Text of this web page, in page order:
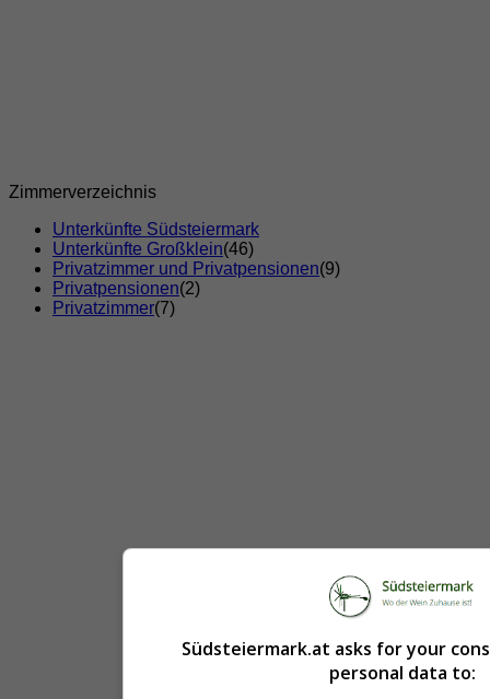
Zimmerverzeichnis
Unterkünfte Südsteiermark
Unterkünfte Großklein(46)
Privatzimmer und Privatpensionen(9)
Privatpensionen(2)
Privatzimmer(7)
Südsteiermark.at asks for your
personal data to: